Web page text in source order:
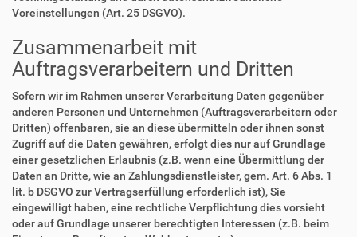
Voreinstellungen (Art. 25 DSGVO).
Zusammenarbeit mit
Auftragsverarbeitern und Dritten
Sofern wir im Rahmen unserer Verarbeitung Daten gegenüber
anderen Personen und Unternehmen (Auftragsverarbeitern oder
Dritten) offenbaren, sie an diese übermitteln oder ihnen sonst
Zugriff auf die Daten gewähren, erfolgt dies nur auf Grundlage
einer gesetzlichen Erlaubnis (z.B. wenn eine Übermittlung der
Daten an Dritte, wie an Zahlungsdienstleister, gem. Art. 6 Abs. 1
lit. b DSGVO zur Vertragserfüllung erforderlich ist), Sie
eingewilligt haben, eine rechtliche Verpflichtung dies vorsieht
oder auf Grundlage unserer berechtigten Interessen (z.B. beim